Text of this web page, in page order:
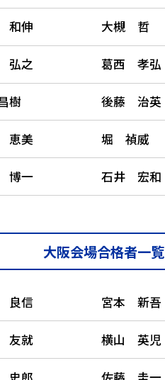
和伸 大槻 哲
弘之 葛西 孝弘
樹 後藤 治英
恵美 堀 禎威
博一 石井 宏和
大阪会場合格者一覧
良信 宮本 新吾
友就 横山 英児